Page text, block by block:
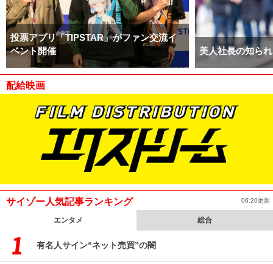
投票アプリ「TIPSTAR」がファン交流イ
ベント開催
美人社長の知ら
配給映画
サイゾー人気記事ランキング 06:20更新
エンタメ 総合
有名人サイン“ネット売買”の闇